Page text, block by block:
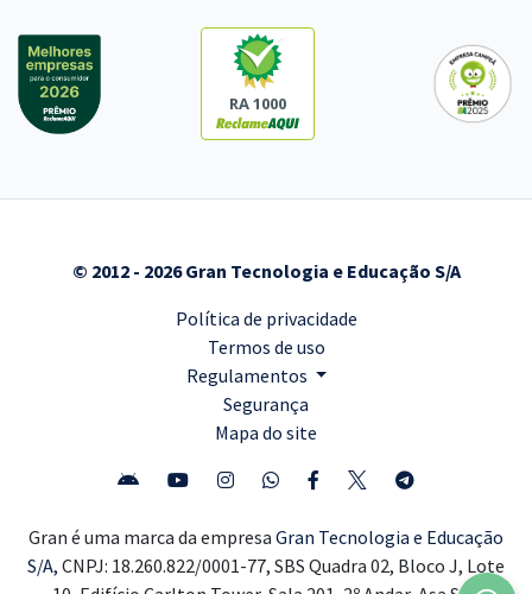
RA 1000
© 2012 - 2026 Gran Tecnologia e Educação S/A
Política de privacidade
Termos de uso
Regulamentos
Segurança
Mapa do site
Gran é uma marca da empresa Gran Tecnologia e Educação
S/A, CNPJ: 18.260.822/0001-77, SBS Quadra 02, Bloco J, Lote